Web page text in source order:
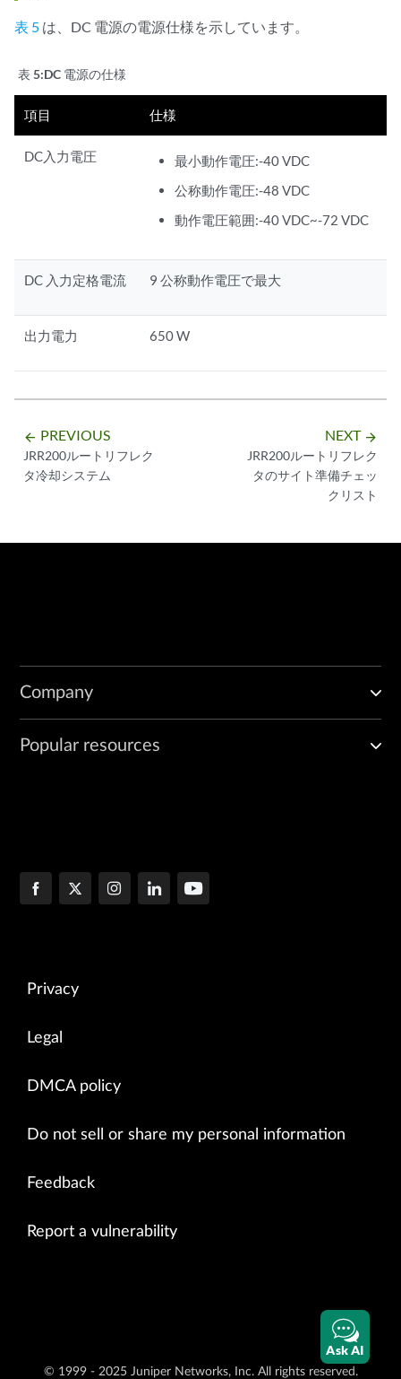
表 5 は、DC 電源の電源仕様を示しています。
表 5:DC 電源の仕様
項目 仕様
DC入力電圧
最小動作電圧:-40 VDC
公称動作電圧:-48 VDC
動作電圧範囲:-40 VDC~-72 VDC
DC 入力定格電流 9 公称動作電圧で最大
出力電力 650 W
arrow_backward PREVIOUS
JRR200ルートリフレク
タ冷却システム
NEXT arrow_forward
JRR200ルートリフレク
タのサイト準備チェッ
クリスト
Company
Popular resources
Privacy
Legal
DMCA policy
Do not sell or share my personal information
Feedback
Report a vulnerability
© 1999 - 2025 Juniper Networks, Inc. All rights reserved.
Ask AI